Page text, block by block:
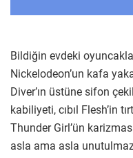
Bildiğin evdeki
Nickelodeon’un kafa
Diver’ın üstüne sifon
kabiliyeti, cıbıl Flesh’in
Thunder Girl’ün
asla ama asla